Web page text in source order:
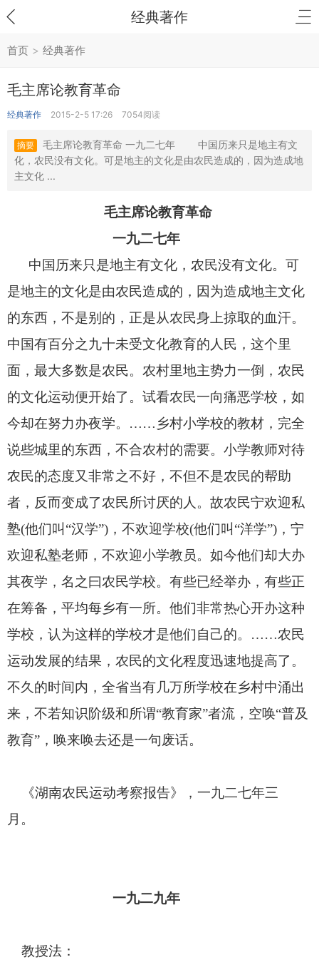
经典著作
首页 > 经典著作
毛主席论教育革命
经典著作 2015-2-5 17:26 7054阅读
摘要
毛主席论教育革命 一九二七年 中国历来只是地主有文
化，农民没有文化。可是地主的文化是由农民造成的，因为造成地
主文化 ...
毛主席论教育革命
一九二七年
中国历来只是地主有文化，农民没有文化。可
是地主的文化是由农民造成的，因为造成地主文化
的东西，不是别的，正是从农民身上掠取的血汗。
中国有百分之九十未受文化教育的人民，这个里
面，最大多数是农民。农村里地主势力一倒，农民
的文化运动便开始了。试看农民一向痛恶学校，如
今却在努力办夜学。……乡村小学校的教材，完全
说些城里的东西，不合农村的需要。小学教师对待
农民的态度又非常之不好，不但不是农民的帮助
者，反而变成了农民所讨厌的人。故农民宁欢迎私
塾(他们叫“汉学”) ，不欢迎学校(他们叫“洋学”) ，宁
欢迎私塾老师，不欢迎小学教员。如今他们却大办
其夜学，名之曰农民学校。有些已经举办，有些正
在筹备，平均每乡有一所。他们非常热心开办这种
学校，认为这样的学校才是他们自己的。……农民
运动发展的结果，农民的文化程度迅速地提高了。
不久的时间内，全省当有几万所学校在乡村中涌出
来，不若知识阶级和所谓“教育家”者流，空唤“普及
教育”，唤来唤去还是一句废话。
《湖南农民运动考察报告》，一九二七年三
月。
一九二九年
教授法：